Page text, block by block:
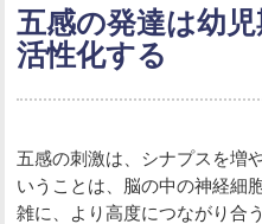
五感の発達は幼
活性化する
五感の刺激は、シナプスを増
いうことは、脳の中の神経細
雑に、より高度につながり合